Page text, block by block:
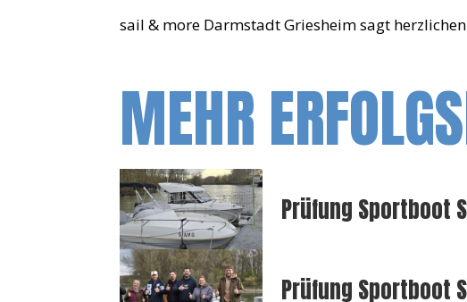
sail & more Darmstadt Griesheim sagt
MEHR
Prüfung Sportboot
Prüfung Sportboot